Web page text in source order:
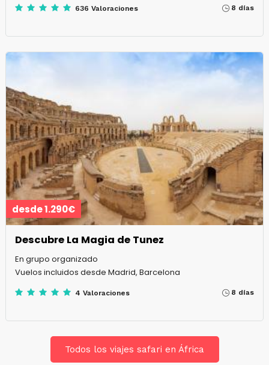
636 Valoraciones 8 días
desde 1.290€
Descubre La Magia de Tunez
En grupo organizado
Vuelos incluidos desde Madrid, Barcelona
4 Valoraciones 8 días
Todos los viajes safari en África